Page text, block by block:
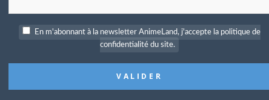
de toute façon ça va vite se savoir, mais je vois
avait bel et bien la volonté d’être un DBGT en plus digeste
est le Deus ex machina de la série, en utilisant la même
En m'abonnant à la newsletter AnimeLand, j'accepte la politique de
confidentialité du site.